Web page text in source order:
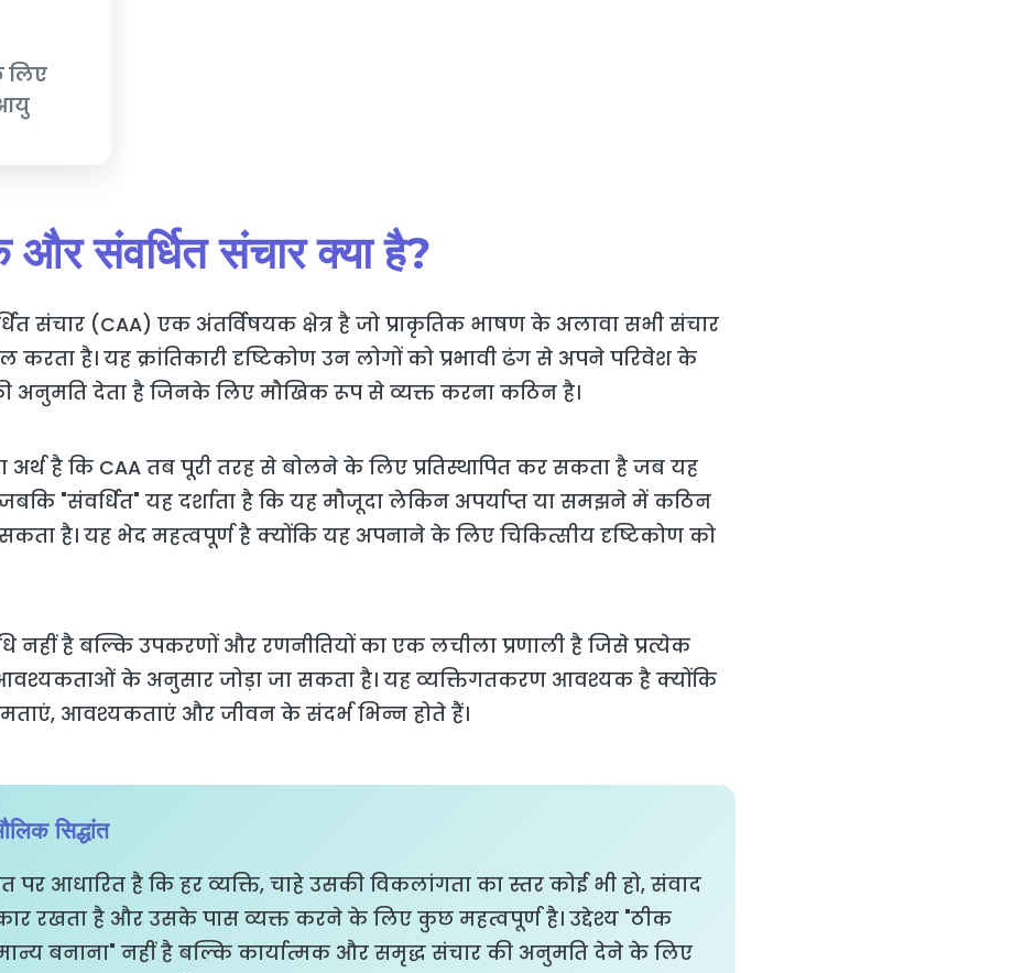
और संवर्धित संचार क्या है?
संचार (CAA) एक अंतर्विषयक क्षेत्र है जो प्राकृतिक भाषण के अलावा सभी संचार
करता है। यह क्रांतिकारी दृष्टिकोण उन लोगों को प्रभावी ढंग से अपने परिवेश के
अनुमति देता है जिनके लिए मौखिक रूप से व्यक्त करना कठिन है।
है कि CAA तब पूरी तरह से बोलने के लिए प्रतिस्थापित कर सकता है जब यह
"संवर्धित" यह दर्शाता है कि यह मौजूदा लेकिन अपर्याप्त या समझने में कठिन
है। यह भेद महत्वपूर्ण है क्योंकि यह अपनाने के लिए चिकित्सीय दृष्टिकोण को
नहीं है बल्कि उपकरणों और रणनीतियों का एक लचीला प्रणाली है जिसे प्रत्येक
आवश्यकताओं के अनुसार जोड़ा जा सकता है। यह व्यक्तिगतकरण आवश्यक है क्योंकि
आवश्यकताएं और जीवन के संदर्भ भिन्न होते हैं।
सिद्धांत
पर आधारित है कि हर व्यक्ति, चाहे उसकी विकलांगता का स्तर कोई भी हो, संवाद
रखता है और उसके पास व्यक्त करने के लिए कुछ महत्वपूर्ण है। उद्देश्य "ठीक
बनाना" नहीं है बल्कि कार्यात्मक और समृद्ध संचार की अनुमति देने के लिए